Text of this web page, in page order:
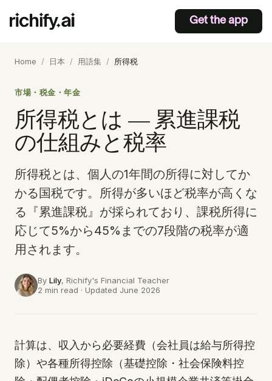
Get the app
Home / 日本 / 用語集 / 所得税
市場・税金・年金
所得税とは — 累進課税
の仕組みと税率
所得税とは、個人の1年間の所得に対してか
かる国税です。所得が多いほど税率が高くな
る『累進課税』が採られており、課税所得に
応じて5%から45%までの7段階の税率が適
用されます。
By Lily, Richify's Financial Teacher
2 min read · Updated June 2026
計算は、収入から必要経費（会社員は給与所得控
除）や各種所得控除（基礎控除・社会保険料控